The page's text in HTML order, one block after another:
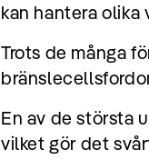
kan hantera
Trots de många
En av de största
vilket gör det